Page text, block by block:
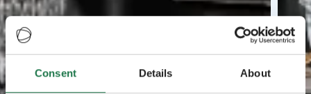
Consent Details About